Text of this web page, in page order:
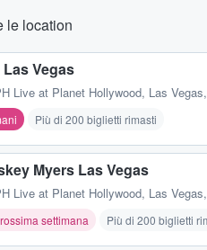
le location
Las Vegas
Live at Planet Hollywood, Las
Più di 200 biglietti rimasti
Myers Las Vegas
Live at Planet Hollywood, Las
settimana Più di 200 biglietti